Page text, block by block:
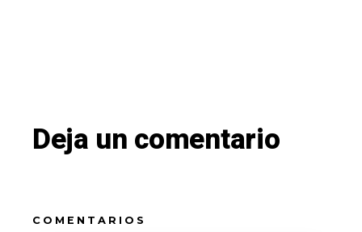
Deja un comentario
COMENTARIOS